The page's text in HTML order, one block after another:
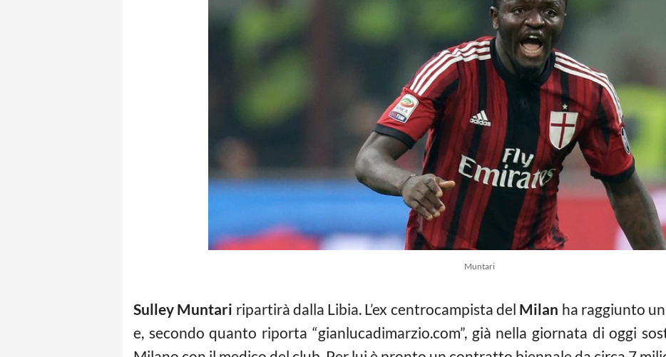
Muntari
Sulley Muntari ripartirà dalla Libia. L’ex centrocampista del Milan ha raggiunto
e, secondo quanto riporta “gianlucadimarzio.com”, già nella giornata di oggi